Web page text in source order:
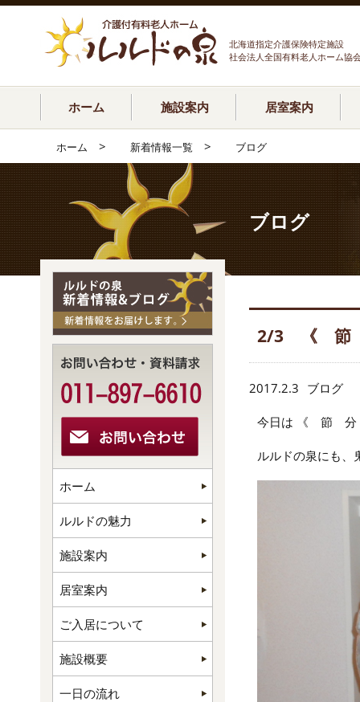
北海道指定介護保険特定施設
社会法人全国有料老人ホーム協
ホーム 施設案内 居室案内
ホーム > 新着情報一覧 > ブログ
ブログ
2/3 《
2017.2.3 ブログ
今日は 《 節
ルルドの泉にも、
ホーム
ルルドの魅力
施設案内
居室案内
ご入居について
施設概要
一日の流れ